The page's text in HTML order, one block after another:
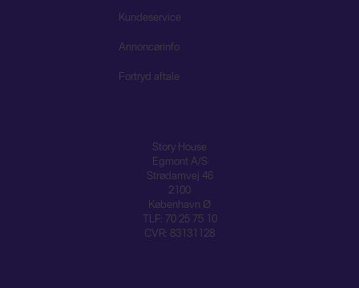
Kundeservice
Annoncørinfo
Fortryd aftale
Story House
Egmont A/S
Strødamvej 46
2100
København Ø
TLF: 70 25 75 10
CVR: 83131128